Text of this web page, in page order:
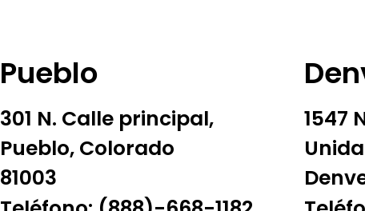
Pueblo
301 N. Calle principal,
Pueblo, Colorado
81003
1547